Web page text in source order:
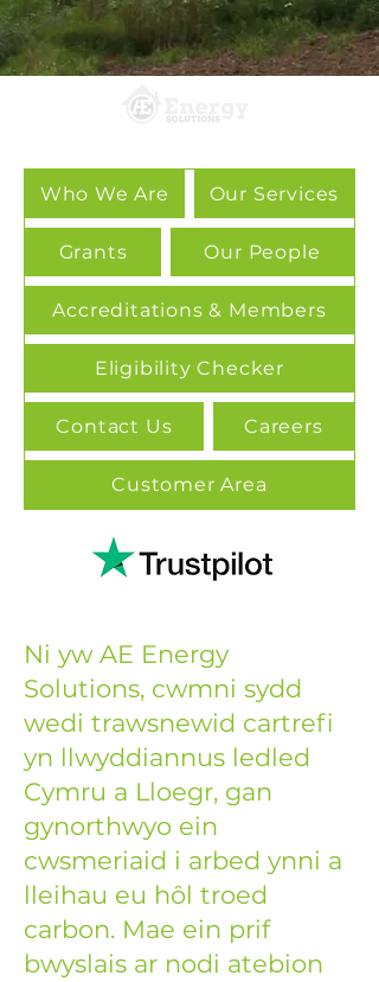
Who We Are Our Services
Grants Our People
Accreditations & Members
Eligibility Checker
Contact Us Careers
Customer Area
Ni yw AE Energy
Solutions, cwmni sydd
wedi trawsnewid cartrefi
yn llwyddiannus ledled
Cymru a Lloegr, gan
gynorthwyo ein
cwsmeriaid i arbed ynni a
lleihau eu hôl troed
carbon. Mae ein prif
bwyslais ar nodi atebion